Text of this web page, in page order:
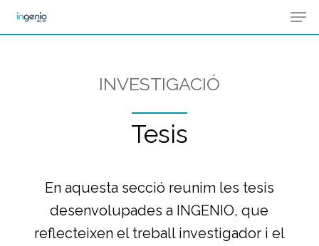
Skip
to
INVESTIGACIÓ
Tesis
En aquesta secció reunim les tesis
desenvolupades a INGENIO, que
reflecteixen el treball investigador i el
Menu